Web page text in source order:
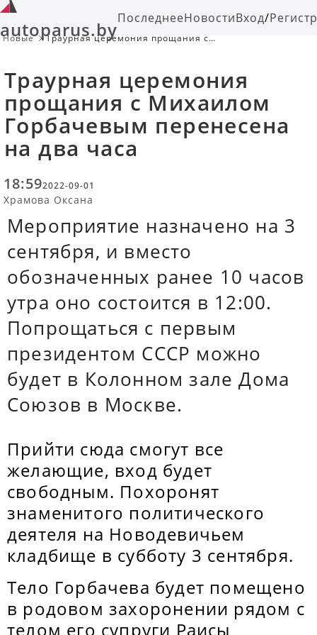
autoparus.byПоследнееНовостиВход/
Новые
Траурная церемония прощания с
Траурная церемония
прощания с Михаилом
Горбачевым перенесена
на два часа
18:592022-09-01
Храмова Оксана
Мероприятие назначено на 3
сентября, и вместо
обозначенных ранее 10 часов
утра оно состоится в 12:00.
Попрощаться с первым
президентом СССР можно
будет в Колонном зале Дома
Союзов в Москве.
Прийти сюда смогут все
желающие, вход будет
свободным. Похоронят
знаменитого политического
деятеля на Новодевичьем
кладбище в субботу 3 сентября.
Тело Горбачева будет помещено
в родовом захоронении рядом с
телом его супруги Раисы